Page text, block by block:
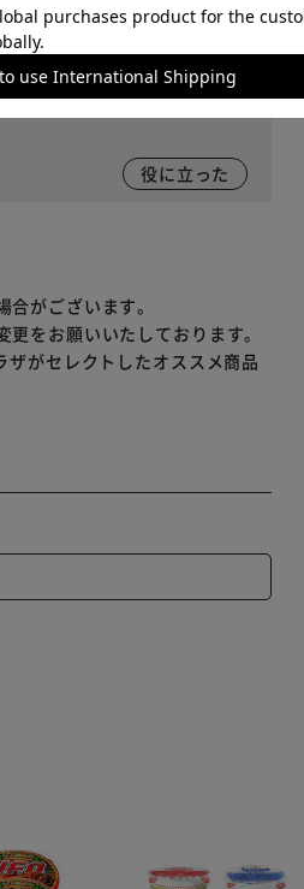
役に立った
がございます。
をお願いいたしております。
がセレクトしたオススメ商品